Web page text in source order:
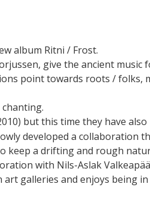
album Ritni / Frost.
give the ancient music
point towards roots /
but this time they have
developed a collaboration
keep a drifting and rough
with Nils-Aslak
galleries and enjoys being